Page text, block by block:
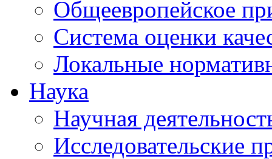
Общеевропейское
Система оценки
Локальные
Наука
Научная
Исследовательские